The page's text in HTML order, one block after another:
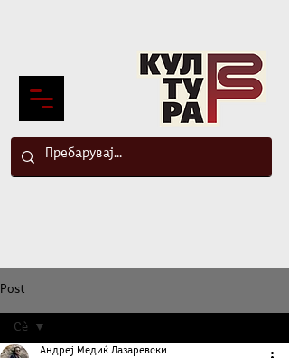
Post
Сè
Андреј Медиќ Лазаревски